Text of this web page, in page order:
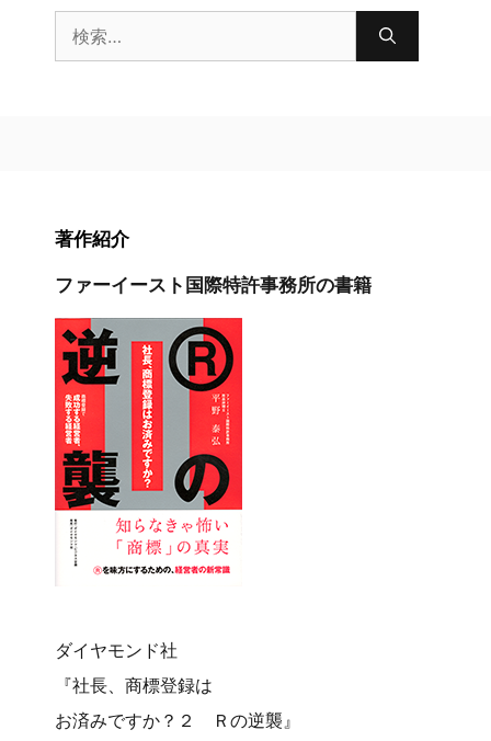
索:
著作紹介
ファーイースト国際特許事務所の書籍
ダイヤモンド社
『社長、商標登録は
お済みですか？２ Ｒの逆襲』